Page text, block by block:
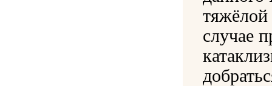
тяжёлой
случае